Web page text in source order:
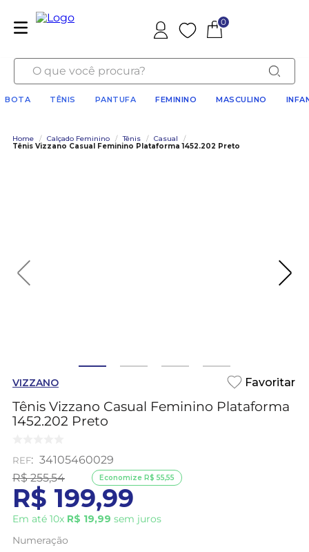
Favoritos
0
O que você procura?
BOTA TÊNIS PANTUFA FEMININO MASCULINO
Home / Calçado Feminino / Tênis / Casual
/
Tênis Vizzano Casual Feminino Plataforma 1452.202 Preto
VIZZANO
Tênis Vizzano Casual Feminino Plataforma
1452.202 Preto
: 34105460029
R$ 255,54
R$ 199,99
Em até 10x R$ 19,99 sem juros
Economize R$ 55,55
Numeração